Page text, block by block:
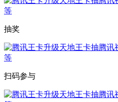
抽奖
扫码参与